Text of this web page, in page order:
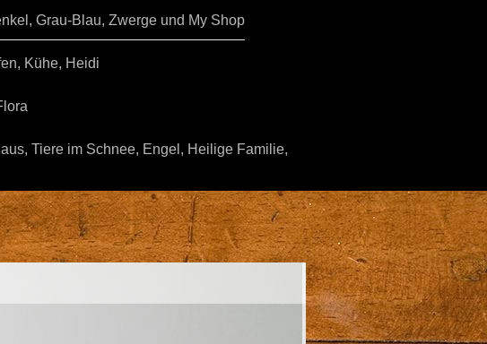
Grau-Blau, Zwerge und My Shop
Kühe, Heidi
Tiere im Schnee, Engel, Heilige Familie,